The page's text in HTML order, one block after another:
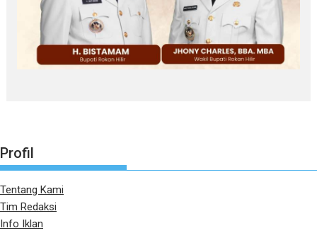
Profil
Tentang Kami
Tim Redaksi
Info Iklan